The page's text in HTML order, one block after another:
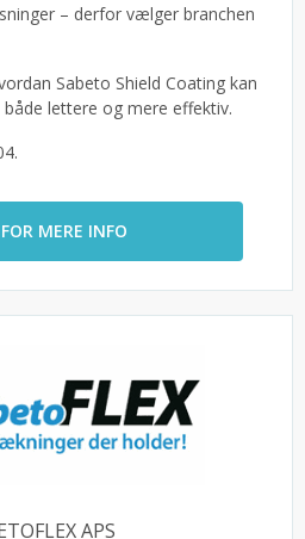
– derfor vælger branchen
Sabeto Shield Coating kan
lettere og mere effektiv.
MERE INFO
APS